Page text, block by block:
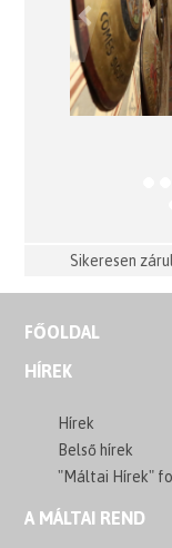
Previous
Sikeresen
FŐOLDAL
HÍREK
Hírek
Belső hírek
"Máltai Hírek"
A MÁLTAI REND